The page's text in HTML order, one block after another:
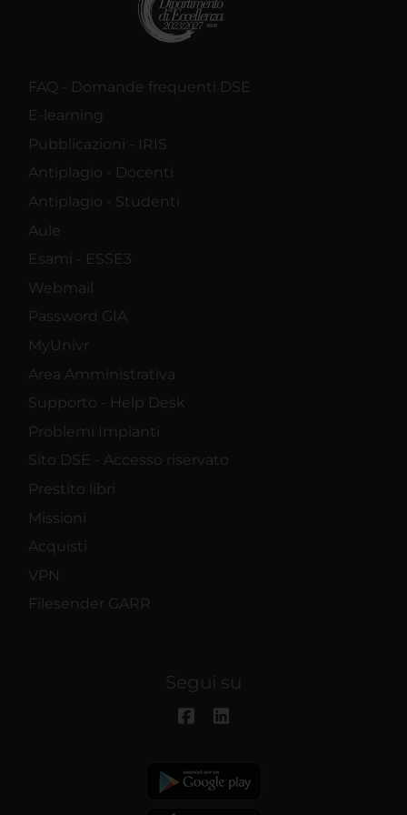
FAQ - Domande frequenti DSE
E-learning
Pubblicazioni - IRIS
Antiplagio - Docenti
Antiplagio - Studenti
Aule
Esami - ESSE3
Webmail
Password GIA
MyUnivr
Area Amministrativa
Supporto - Help Desk
Problemi Impianti
Sito DSE - Accesso riservato
Prestito libri
Missioni
Acquisti
VPN
Filesender GARR
Segui su